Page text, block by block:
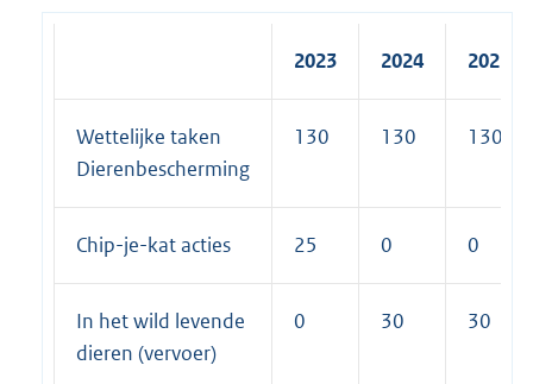
2023 2024 2025
Wettelijke taken
Dierenbescherming
130 130 130
Chip-je-kat acties 25 0 0
In het wild levende
dieren (vervoer)
0 30 30